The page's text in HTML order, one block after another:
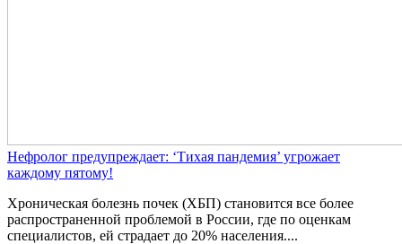
Нефролог предупреждает: ‘Тихая пандемия’ угрожает
каждому пятому!
Хроническая болезнь почек (ХБП) становится все более
распространенной проблемой в России, где по оценкам
специалистов, ей страдает до 20% населения....